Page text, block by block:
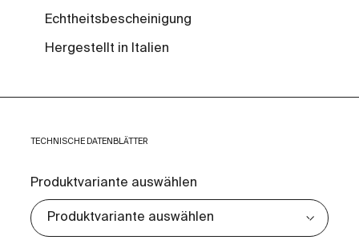
Echtheitsbescheinigung
Hergestellt in Italien
TECHNISCHE DATENBLÄTTER
Produktvariante auswählen